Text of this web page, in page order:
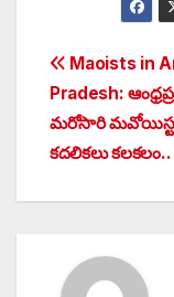
Post
Maoists in
Pradesh:
మరోసారి
కదలికలు కలకలం..